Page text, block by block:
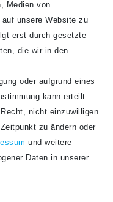
gelesen habe. Meine
Medien von
unsere Website zu
erst durch gesetzte
die wir in den
oder aufgrund eines
kann erteilt
nicht einzuwilligen
zu ändern oder
und weitere
Daten in unserer